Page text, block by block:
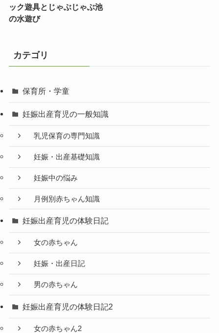
ック遊具とじゃぶじゃぶ池
の水遊び
カテゴリ
保育所・学童
妊娠出産育児の一般知識
乳児保育の専門知識
妊娠・出産基礎知識
妊娠中の悩み
月例別赤ちゃん知識
妊娠出産育児の体験日記
女の赤ちゃん
妊娠・出産日記
男の赤ちゃん
妊娠出産育児の体験日記2
女の赤ちゃん2